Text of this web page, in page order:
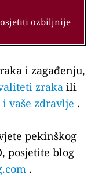
osjetiti ozbiljnije
i zagađenju,
zrakaili
vaše zdravlje .
pekinškog
posjetite blog
.